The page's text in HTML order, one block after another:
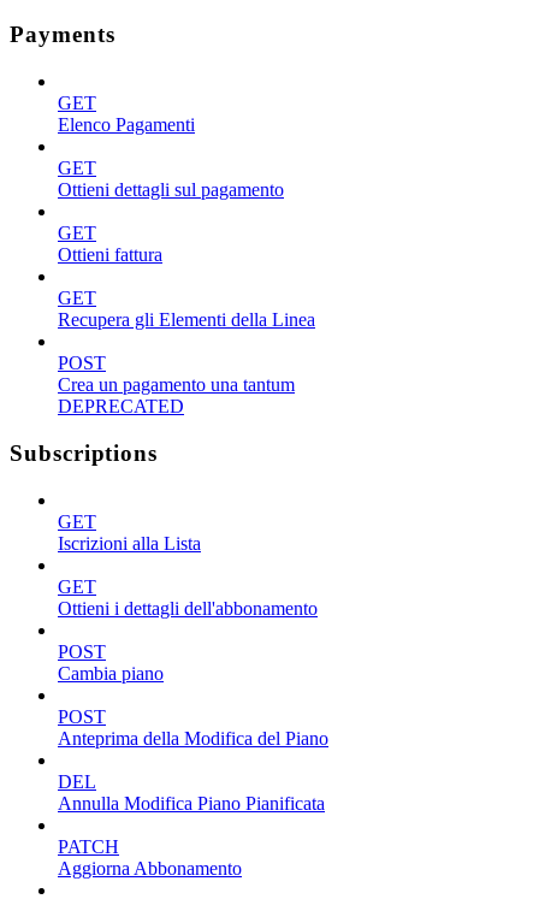
Payments
GET
Elenco Pagamenti
GET
Ottieni dettagli sul pagamento
GET
Ottieni fattura
GET
Recupera gli Elementi della Linea
POST
Crea un pagamento una tantum
DEPRECATED
Subscriptions
GET
Iscrizioni alla Lista
GET
Ottieni i dettagli dell'abbonamento
POST
Cambia piano
POST
Anteprima della Modifica del Piano
DEL
Annulla Modifica Piano Pianificata
PATCH
Aggiorna Abbonamento